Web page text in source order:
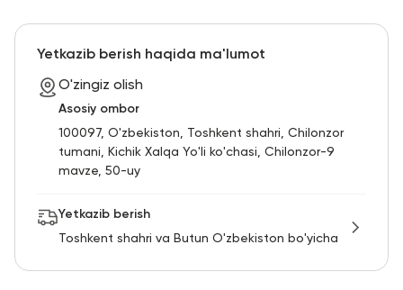
Yetkazib berish haqida ma'lumot
O'zingiz olish
Asosiy ombor
100097, O'zbekiston, Toshkent shahri, Chilonzor
tumani, Kichik Xalqa Yo'li ko'chasi, Chilonzor-9
mavze, 50-uy
Yetkazib berish
Toshkent shahri va Butun O'zbekiston bo'yicha